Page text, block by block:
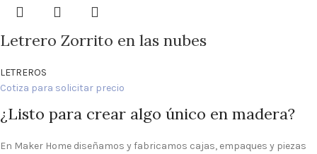
Letrero Zorrito en las nubes
LETREROS
Cotiza para solicitar precio
¿Listo para crear algo único en madera?
En Maker Home diseñamos y fabricamos cajas, empaques y piezas